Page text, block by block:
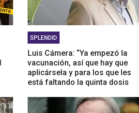
SPLENDID
Luis Cámera: “Ya empezó la
vacunación, así que hay que
aplicársela y para los que les
está faltando la quinta dosis
importante”